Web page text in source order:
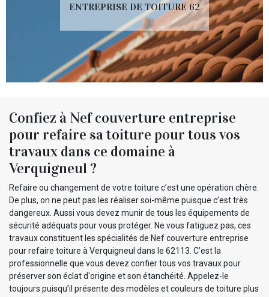
ENTREPRISE DE TOITURE 62
Confiez à Nef couverture entreprise
pour refaire sa toiture pour tous vos
travaux dans ce domaine à
Verquigneul ?
Refaire ou changement de votre toiture c’est une opération chère.
De plus, on ne peut pas les réaliser soi-même puisque c’est très
dangereux. Aussi vous devez munir de tous les équipements de
sécurité adéquats pour vous protéger. Ne vous fatiguez pas, ces
travaux constituent les spécialités de Nef couverture entreprise
pour refaire toiture à Verquigneul dans le 62113. C’est la
professionnelle que vous devez confier tous vos travaux pour
préserver son éclat d'origine et son étanchéité. Appelez-le
toujours puisqu’il présente des modèles et couleurs de toiture plus